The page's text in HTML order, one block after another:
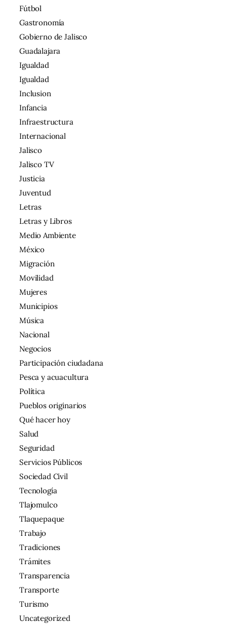
Fútbol
Gastronomía
Gobierno de Jalisco
Guadalajara
Igualdad
Igualdad
Inclusion
Infancia
Infraestructura
Internacional
Jalisco
Jalisco TV
Justicia
Juventud
Letras
Letras y Libros
Medio Ambiente
México
Migración
Movilidad
Mujeres
Municipios
Música
Nacional
Negocios
Participación ciudadana
Pesca y acuacultura
Política
Pueblos originarios
Qué hacer hoy
Salud
Seguridad
Servicios Públicos
Sociedad Civil
Tecnología
Tlajomulco
Tlaquepaque
Trabajo
Tradiciones
Trámites
Transparencia
Transporte
Turismo
Uncategorized